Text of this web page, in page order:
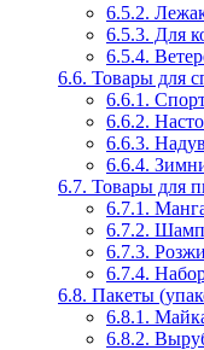
6.5.2.
6.5.3. Для
6.5.4.
6.6. Товары для
6.6.1.
6.6.2.
6.6.3.
6.6.4.
6.7. Товары для
6.7.1.
6.7.2.
6.7.3.
6.7.4.
6.8. Пакеты
6.8.1.
6.8.2.